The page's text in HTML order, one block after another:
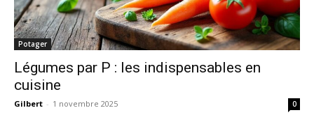
Potager
Légumes par P : les indispensables en
cuisine
Gilbert - 1 novembre 2025 0